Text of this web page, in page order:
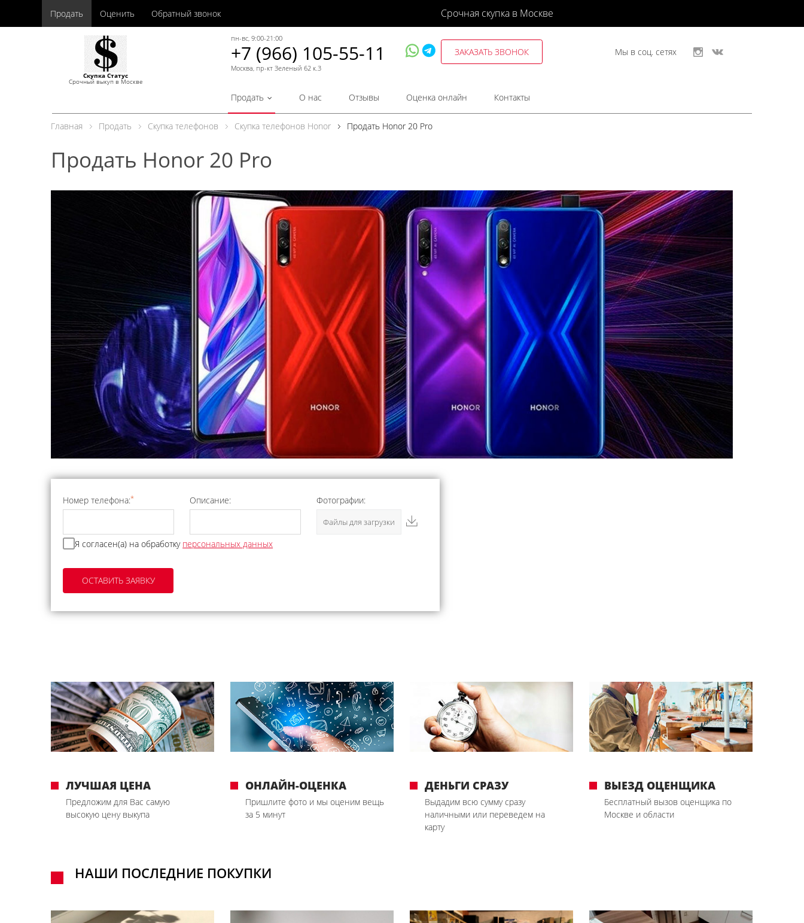
Продать Оценить Обратный звонок Срочная скупка в Москве
Скупка Статус
Срочный выкуп в Москве
пн-вс, 9:00-21:00
+7 (966) 105-55-11
Москва, пр-кт Зеленый 62 к.3
ЗАКАЗАТЬ ЗВОНОК Мы в соц. сетях
Продать О нас Отзывы Оценка онлайн Контакты
Главная Продать Скупка телефонов Скупка телефонов Honor Продать Honor 20 Pro
Продать Honor 20 Pro
Номер телефона:* Описание: Фотографии:
Файлы для загрузки
Я согласен(а) на обработку персональных данных
ЛУЧШАЯ ЦЕНА
Предложим для Вас самую
высокую цену выкупа
ОНЛАЙН-ОЦЕНКА
Пришлите фото и мы оценим вещь
за 5 минут
ДЕНЬГИ СРАЗУ
Выдадим всю сумму сразу
наличными или переведем на
карту
ВЫЕЗД ОЦЕНЩИКА
Бесплатный вызов оценщика по
Москве и области
НАШИ ПОСЛЕДНИЕ ПОКУПКИ